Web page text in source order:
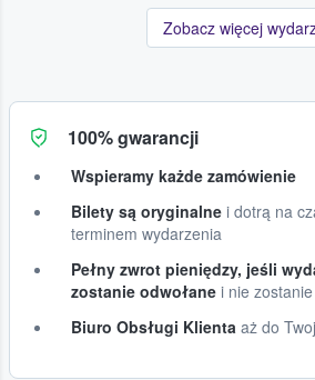
Zobacz więcej
100% gwarancji
Wspieramy każde zamówienie
Bilety są oryginalne i dotrą na
terminem wydarzenia
Pełny zwrot pieniędzy, jeśli
zostanie odwołane i nie
Biuro Obsługi Klienta aż do